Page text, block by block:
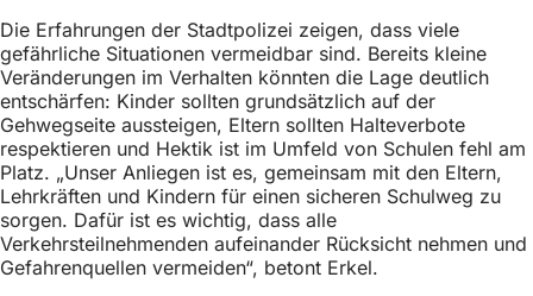
Die Erfahrungen der Stadtpolizei zeigen, dass viele
gefährliche Situationen vermeidbar sind. Bereits kleine
Veränderungen im Verhalten könnten die Lage deutlich
entschärfen: Kinder sollten grundsätzlich auf der
Gehwegseite aussteigen, Eltern sollten Halteverbote
respektieren und Hektik ist im Umfeld von Schulen fehl am
Platz. „Unser Anliegen ist es, gemeinsam mit den Eltern,
Lehrkräften und Kindern für einen sicheren Schulweg zu
sorgen. Dafür ist es wichtig, dass alle
Verkehrsteilnehmenden aufeinander Rücksicht nehmen und
Gefahrenquellen vermeiden“, betont Erkel.